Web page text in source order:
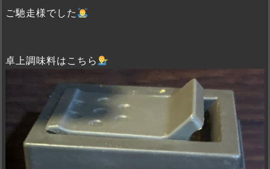
ご馳走様でした
卓上調味料はこちら